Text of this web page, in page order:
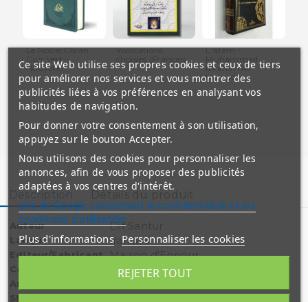
Le Noble Coran
Cuir Vert -
Nouvelle...
Invocations
choisies (Français
-...
L'Islam -
Muhammad
Ibrahim Al
Hamad -...
Le
Description
Auteur Elif Santur
Langue français
Editeur/Fabricant Maison d'Ennour
souple
2019
Ce site Web utilise ses propres cookies et ceux de tiers
pour améliorer nos services et vous montrer des
publicités liées à vos préférences en analysant vos
habitudes de navigation.
Pour donner votre consentement à son utilisation,
appuyez sur le bouton Accepter.
Nous utilisons des cookies pour personnaliser les
annonces, afin de vous proposer des publicités
adaptées à vos centres d'intérêt.
site de Google concernant la confidentialité et les
conditions d'utilisation
Plus d'informations Personnaliser les cookies
REJETER TOUT